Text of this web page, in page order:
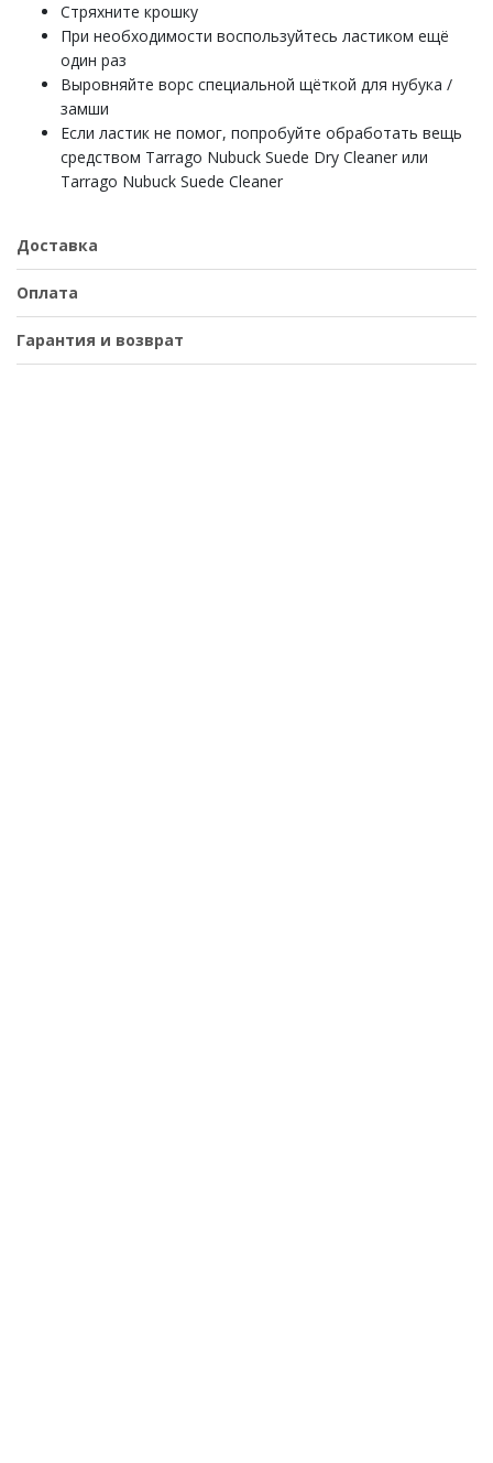
Стряхните крошку
При необходимости воспользуйтесь ластиком ещё
один раз
Выровняйте ворс специальной щёткой для нубука /
замши
Если ластик не помог, попробуйте обработать вещь
средством Tarrago Nubuck Suede Dry Cleaner или
Tarrago Nubuck Suede Cleaner
Доставка
Оплата
Гарантия и возврат